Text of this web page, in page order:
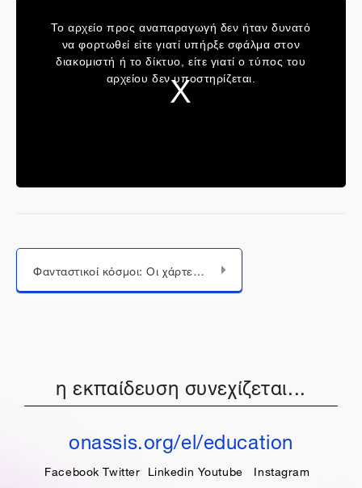
Το αρχείο προς αναπαραγωγή δεν ήταν δυνατό
να φορτωθεί είτε γιατί υπήρξε σφάλμα στον
διακομιστή ή το δίκτυο, είτε γιατί ο τύπος του
αρχείου δεν υποστηρίζεται.
Μεταπήδηση σε...
Φανταστικοί κόσμοι: Οι χάρτες στη Λογοτεχνία, τις Εικαστικές Τέχνες και τις Τέχνες του Θεάματος (σημειώσεις)
η εκπαίδευση συνεχίζεται...
onassis.org/el/education
Facebook Twitter Linkedin Youtube Instagram